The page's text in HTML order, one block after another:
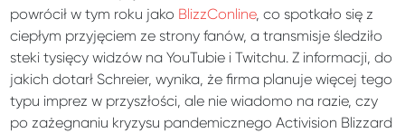
powrócił w tym roku jako BlizzConline, co spotkało się z
ciepłym przyjęciem ze strony fanów, a transmisje śledziło
steki tysięcy widzów na YouTubie i Twitchu. Z informacji, do
jakich dotarł Schreier, wynika, że firma planuje więcej tego
typu imprez w przyszłości, ale nie wiadomo na razie, czy
po zażegnaniu kryzysu pandemicznego Activision Blizzard